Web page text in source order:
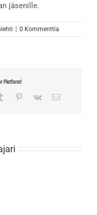
jäsenille.
| 0 Kommenttia
Platform!
Tumblr Pinterest
Vk Sähköposti